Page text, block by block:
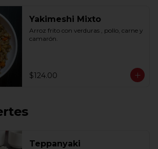
Yakimeshi Mixto
Arroz frito con verduras , pollo, carne y
camarón.
$124.00
Teppanyaki